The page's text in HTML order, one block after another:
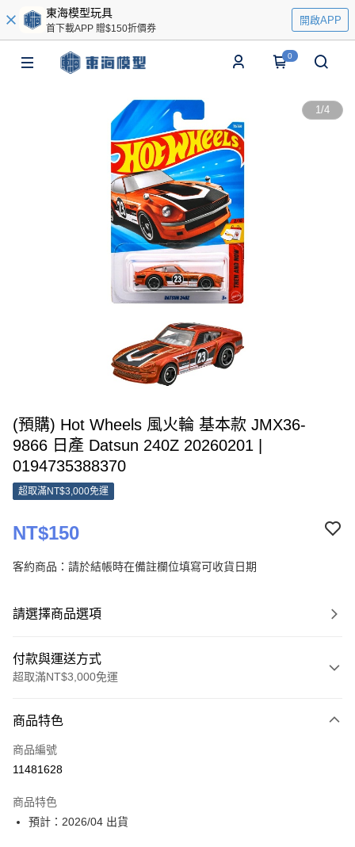
東海模型玩具
首下載APP 贈$150折價券
開啟APP
0
1/4
(預購) Hot Wheels 風火輪 基本款 JMX36-
9866 日產 Datsun 240Z 20260201 |
0194735388370
超取滿NT$3,000免運
NT$150
客約商品：請於結帳時在備註欄位填寫可收貨日期
請選擇商品選項
付款與運送方式
超取滿NT$3,000免運
信用卡一次付款
超商取貨付款
大哥付你分期
商品特色
商品編號
11481628
商品特色
預計：2026/04 出貨